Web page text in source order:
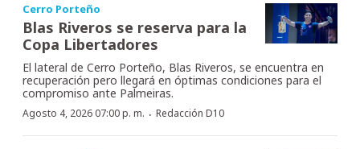
Cerro Porteño
Blas Riveros se reserva para la
Copa Libertadores
El lateral de Cerro Porteño, Blas Riveros, se encuentra en
recuperación pero llegará en óptimas condiciones para el
compromiso ante Palmeiras.
Agosto 4, 2026 07:00 p. m. · Redacción D10